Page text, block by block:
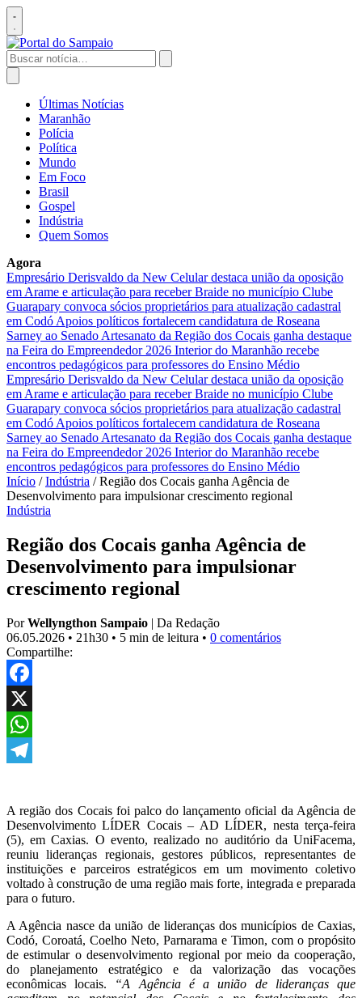
Pular
para
o
conteúdo
Abrir
menu
Buscar
por:
Abrir
buscaÚltimas Notícias
Maranhão
Polícia
Política
Mundo
Em Foco
Brasil
Gospel
Indústria
Quem Somos
Agora
Empresário Derisvaldo da New Celular destaca união da oposição
em Arame e articulação para receber Braide no município Clube
Guarapary convoca sócios proprietários para atualização cadastral
em Codó Apoios políticos fortalecem candidatura de Roseana
Sarney ao Senado Artesanato da Região dos Cocais ganha destaque
na Feira do Empreendedor 2026 Interior do Maranhão recebe
encontros pedagógicos para professores do Ensino Médio
Empresário Derisvaldo da New Celular destaca união da oposição
em Arame e articulação para receber Braide no município Clube
Guarapary convoca sócios proprietários para atualização cadastral
em Codó Apoios políticos fortalecem candidatura de Roseana
Sarney ao Senado Artesanato da Região dos Cocais ganha destaque
na Feira do Empreendedor 2026 Interior do Maranhão recebe
encontros pedagógicos para professores do Ensino Médio
Início / Indústria / Região dos Cocais ganha Agência de
Desenvolvimento para impulsionar crescimento regional
Indústria
Região dos Cocais ganha Agência de
Desenvolvimento para impulsionar
crescimento regional
PorWellyngthon Sampaio | Da Redação
06.05.2026 • 21h30 • 5 min de leitura • 0 comentários
Compartilhe:
Facebook
X
WhatsApp
A região dos Cocais foi palco do lançamento oficial da Agência de
Desenvolvimento LÍDER Cocais – AD LÍDER, nesta terça-feira
(5), em Caxias. O evento, realizado no auditório da UniFacema,
reuniu lideranças regionais, gestores públicos, representantes de
instituições e parceiros estratégicos em um movimento coletivo
voltado à construção de uma região mais forte, integrada e preparada
para o futuro.
A Agência nasce da união de lideranças dos municípios de Caxias,
Codó, Coroatá, Coelho Neto, Parnarama e Timon, com o propósito
de estimular o desenvolvimento regional por meio da cooperação,
do planejamento estratégico e da valorização das vocações
econômicas locais. “A Agência é a união de lideranças que